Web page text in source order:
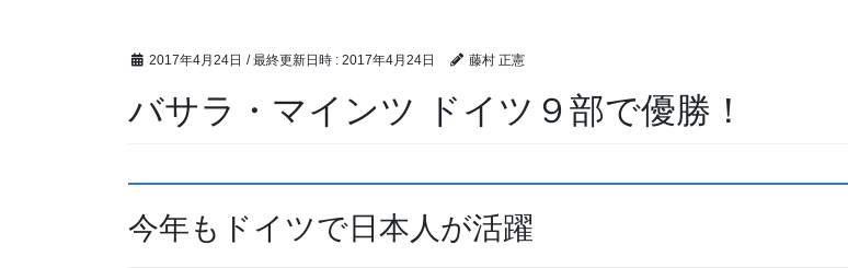
2017年4月24日 / 最終更新日時 : 2017年4月24日 藤村 正憲
バサラ・マインツ ドイツ９部で優勝！
今年もドイツで日本人が活躍